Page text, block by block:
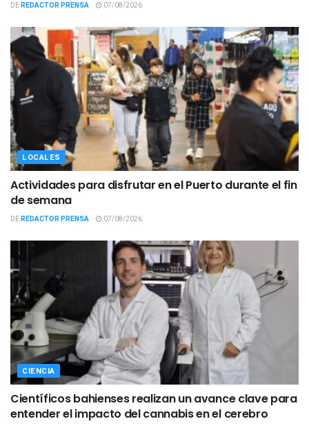
DEREDACTOR PRENSA 07/08/2026
LOCALES
Actividades para disfrutar en el Puerto durante el fin
de semana
DEREDACTOR PRENSA 07/08/2026
CIENCIA
Científicos bahienses realizan un avance clave para
entender el impacto del cannabis en el cerebro